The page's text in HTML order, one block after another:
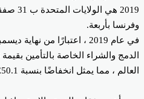
2019 هي
بأربعة.
، مما يمثل انخفاضًا بنسبة 50.1٪ على الأساس السنوي.